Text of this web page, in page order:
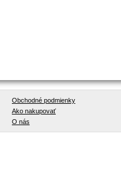
Obchodné podmienky
Ako nakupovať
O nás